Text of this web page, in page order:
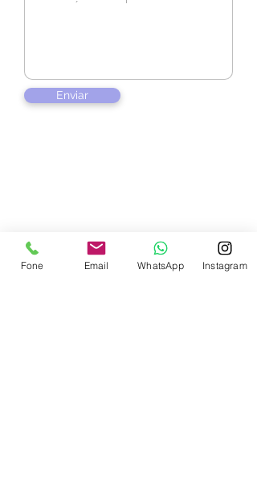
Enviar
Fone Email WhatsApp Instagram